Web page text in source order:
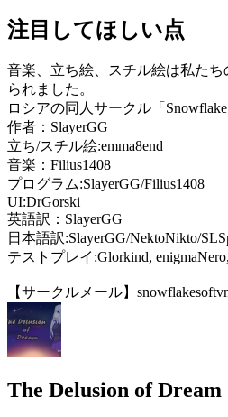
注目してほしい点
音楽、立ち絵、スチル絵は私た
られました。
ロシアの同人サークル「
作者：SlayerGG
立ち/スチル絵:emma8end
音楽：Filius1408
プログラム:SlayerGG/Filius1408
UI:DrGorski
英語訳：SlayerGG
日本語訳:SlayerGG/NektoNikto/
テストプレイ:Glorkind,
【サークルメール】
The Delusion of Dream